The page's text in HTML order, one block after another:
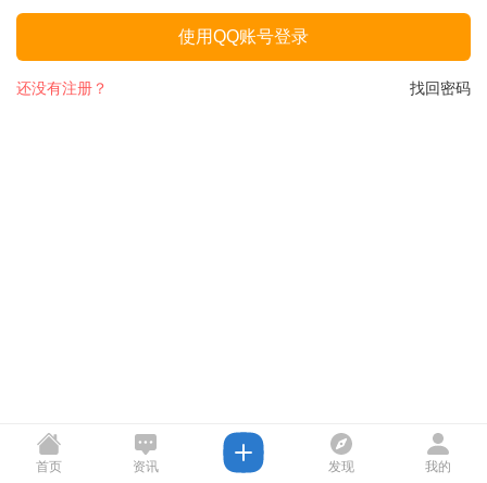
使用QQ账号登录
找回密码
还没有注册？
首页 资讯 发现 我的